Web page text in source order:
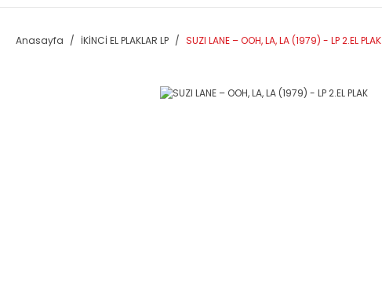
Anasayfa İKİNCİ EL PLAKLAR LP SUZI LANE – OOH, LA, LA (1979) - LP 2.EL PLAK